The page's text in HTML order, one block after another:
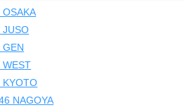
JUSO
WEST
KYOTO
NAGOYA